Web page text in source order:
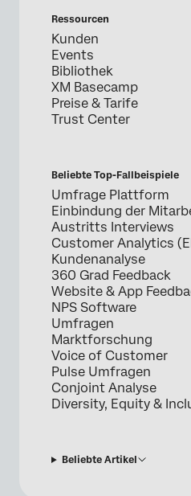
Ressourcen
Kunden
Events
Bibliothek
XM Basecamp
Preise & Tarife
Trust Center
Beliebte Top-Fallbeispiele
Umfrage Plattform
Einbindung der
Austritts Interviews
Customer Analytics
Kundenanalyse
360 Grad Feedback
Website & App
NPS Software
Umfragen
Marktforschung
Voice of Customer
Pulse Umfragen
Conjoint Analyse
Diversity, Equity &
Beliebte Artikel